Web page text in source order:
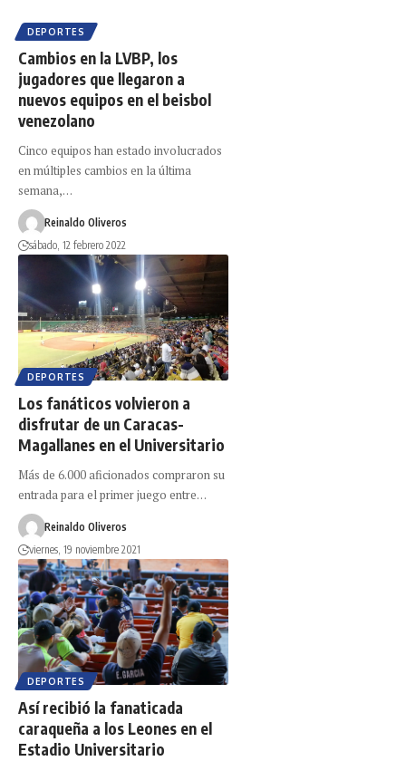
DEPORTES
Cambios en la LVBP, los
jugadores que llegaron a
nuevos equipos en el beisbol
venezolano
Cinco equipos han estado involucrados
en múltiples cambios en la última
semana,…
Reinaldo Oliveros
sábado, 12 febrero 2022
DEPORTES
Los fanáticos volvieron a
disfrutar de un Caracas-
Magallanes en el Universitario
Más de 6.000 aficionados compraron su
entrada para el primer juego entre…
Reinaldo Oliveros
viernes, 19 noviembre 2021
DEPORTES
Así recibió la fanaticada
caraqueña a los Leones en el
Estadio Universitario